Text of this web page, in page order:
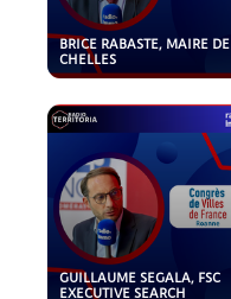
BRICE RABASTE, MAIRE DE
CHELLES
GUILLAUME SEGALA, FSC
EXECUTIVE SEARCH